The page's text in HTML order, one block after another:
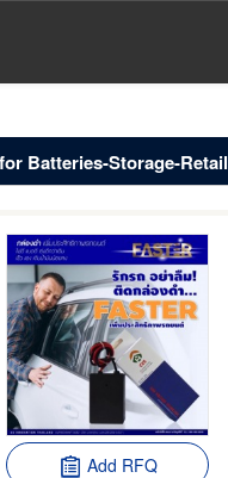
Batteries-Storage-Retail
Add RFQ